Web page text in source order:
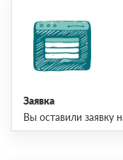
Заявка
Вы оставили заявку